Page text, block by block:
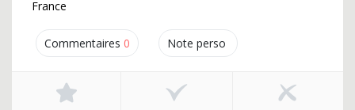
Commentaires 0 Note perso
France